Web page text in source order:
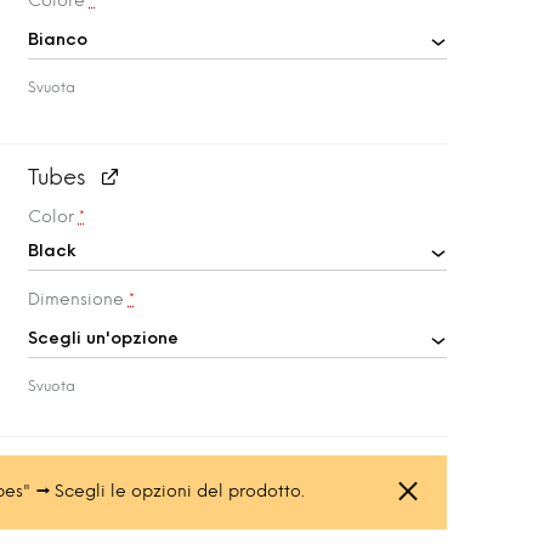
Svuota
Tubes
Color*
Dimensione *
Svuota
→Scegli le opzioni del prodotto.